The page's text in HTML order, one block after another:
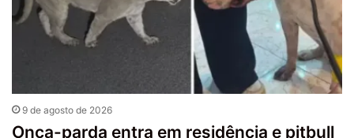
9 de agosto de 2026
Onça-parda entra em residência e pitbull